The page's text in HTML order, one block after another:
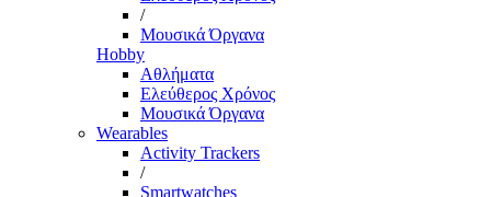
/
Μουσικά Όργανα
Hobby
Αθλήματα
Ελεύθερος Χρόνος
Μουσικά Όργανα
Wearables
Activity Trackers
/
Smartwatches